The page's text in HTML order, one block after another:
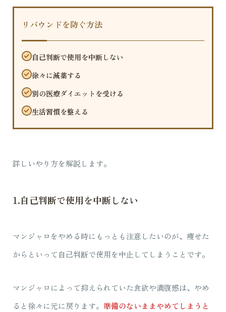
リバウンドを防ぐ方法
自己判断で使用を中断しない
徐々に減薬する
別の医療ダイエットを受ける
生活習慣を整える
詳しいやり方を解説します。
1.自己判断で使用を中断しない
マンジャロをやめる時にもっとも注意したいのが、痩せた
からといって自己判断で使用を中止してしまうことです。
マンジャロによって抑えられていた食欲や満腹感は、やめ
ると徐々に元に戻ります。 準備のないままやめてしまうと